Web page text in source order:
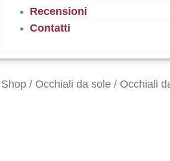
Recensioni
Contatti
Shop / Occhiali da sole / Occhiali